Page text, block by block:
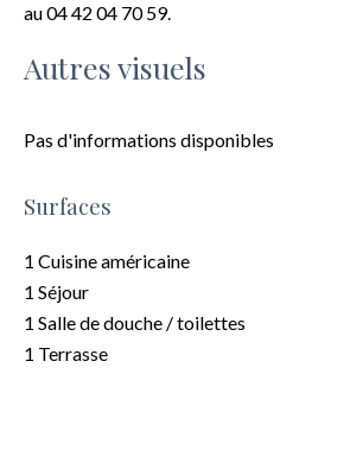
au 04 42 04 70 59.
Autres visuels
Pas d'informations disponibles
Surfaces
1 Cuisine américaine
1 Séjour
1 Salle de douche / toilettes
1 Terrasse